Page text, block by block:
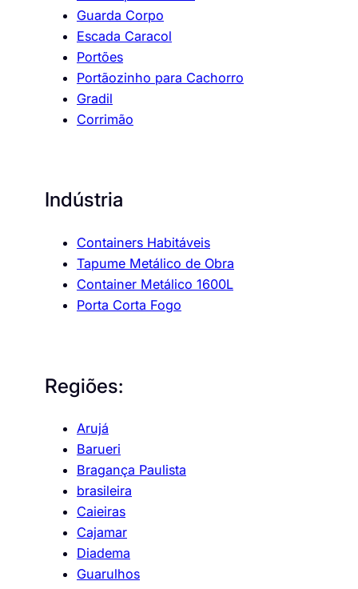
Guarda Corpo
Escada Caracol
Portões
Portãozinho para Cachorro
Gradil
Corrimão
Indústria
Containers Habitáveis
Tapume Metálico de Obra
Container Metálico 1600L
Porta Corta Fogo
Regiões:
Arujá
Barueri
Bragança Paulista
brasileira
Caieiras
Cajamar
Diadema
Guarulhos